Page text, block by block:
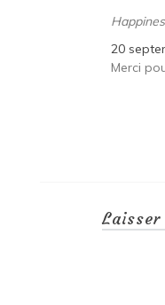
20
Merci
Laisser